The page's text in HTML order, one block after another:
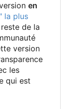
en
la plus
de la
version
les
qui est